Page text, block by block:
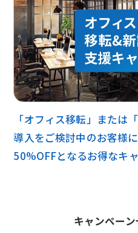
「オフィス移転」または
導入をご検討中のお客様
50%OFFとなるお得なキ
キャンペー